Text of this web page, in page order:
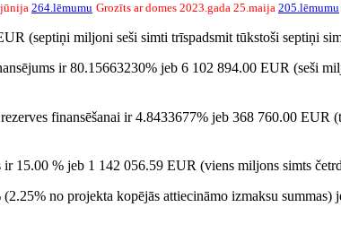
264.lēmumu Grozīts ar domes 2023.gada 25.maija 205.lēmumu
(septiņi miljoni seši simti trīspadsmit tūkstoši septiņi
ir 80.15663230% jeb 6 102 894.00 EUR (seši
finansēšanai ir 4.8433677% jeb 368 760.00 EUR
15.00 % jeb 1 142 056.59 EUR (viens miljons simts
no projekta kopējās attiecināmo izmaksu